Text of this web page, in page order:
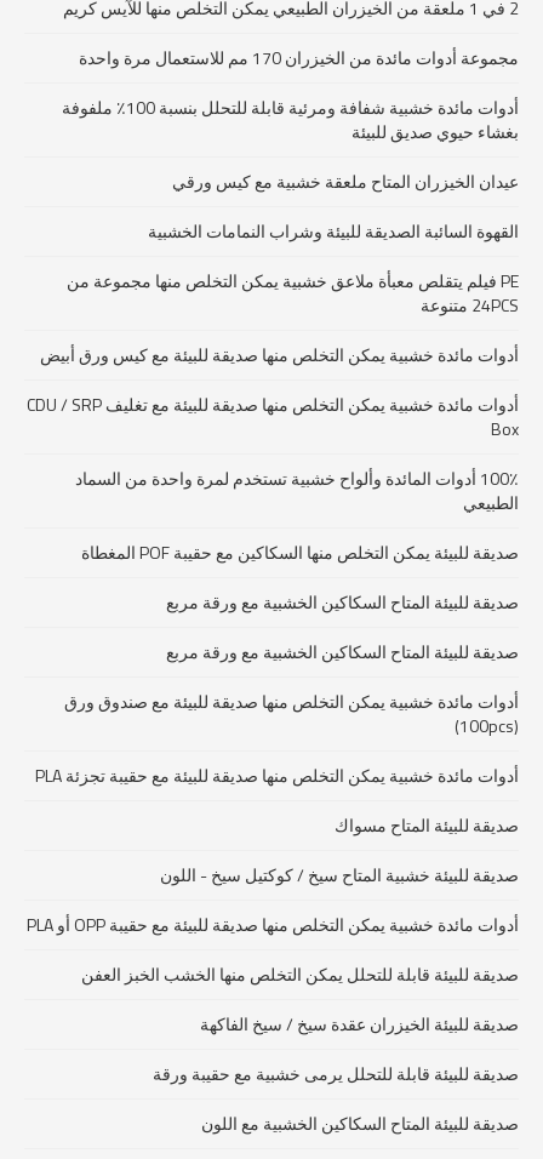
2 في 1 ملعقة من الخيزران الطبيعي يمكن التخلص منها للآيس كريم
مجموعة أدوات مائدة من الخيزران 170 مم للاستعمال مرة واحدة
أدوات مائدة خشبية شفافة ومرئية قابلة للتحلل بنسبة 100٪ ملفوفة
بغشاء حيوي صديق للبيئة
عيدان الخيزران المتاح ملعقة خشبية مع كيس ورقي
القهوة السائبة الصديقة للبيئة وشراب النمامات الخشبية
PE فيلم يتقلص معبأة ملاعق خشبية يمكن التخلص منها مجموعة من
24PCS متنوعة
أدوات مائدة خشبية يمكن التخلص منها صديقة للبيئة مع كيس ورق أبيض
أدوات مائدة خشبية يمكن التخلص منها صديقة للبيئة مع تغليف CDU / SRP
Box
100٪ أدوات المائدة وألواح خشبية تستخدم لمرة واحدة من السماد
الطبيعي
صديقة للبيئة يمكن التخلص منها السكاكين مع حقيبة POF المغطاة
صديقة للبيئة المتاح السكاكين الخشبية مع ورقة مربع
صديقة للبيئة المتاح السكاكين الخشبية مع ورقة مربع
أدوات مائدة خشبية يمكن التخلص منها صديقة للبيئة مع صندوق ورق
(100pcs)
أدوات مائدة خشبية يمكن التخلص منها صديقة للبيئة مع حقيبة تجزئة PLA
صديقة للبيئة المتاح مسواك
صديقة للبيئة خشبية المتاح سيخ / كوكتيل سيخ - اللون
أدوات مائدة خشبية يمكن التخلص منها صديقة للبيئة مع حقيبة OPP أو PLA
صديقة للبيئة قابلة للتحلل يمكن التخلص منها الخشب الخبز العفن
صديقة للبيئة الخيزران عقدة سيخ / سيخ الفاكهة
صديقة للبيئة قابلة للتحلل يرمى خشبية مع حقيبة ورقة
صديقة للبيئة المتاح السكاكين الخشبية مع اللون